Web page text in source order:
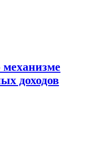
доходов